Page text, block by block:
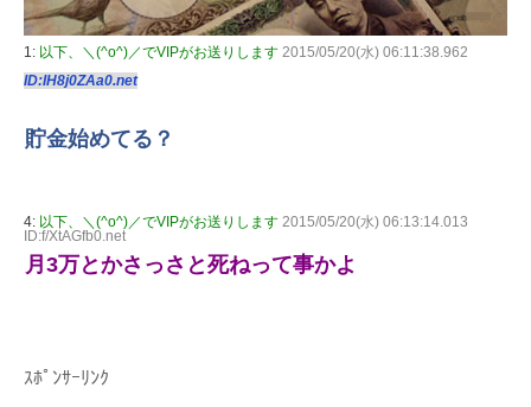
1: 以下、＼(^o^)／でVIPがお送りします 2015/05/20(水) 06:11:38.962
ID:IH8j0ZAa0.net
貯金始めてる？
4: 以下、＼(^o^)／でVIPがお送りします 2015/05/20(水) 06:13:14.013
ID:f/XtAGfb0.net
月3万とかさっさと死ねって事かよ
ｽﾎﾟﾝｻｰﾘﾝｸ